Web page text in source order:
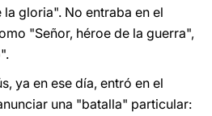
la gloria". No entraba en el
"Señor, héroe de la guerra",
ya en ese día, entró en el
una "batalla" particular: